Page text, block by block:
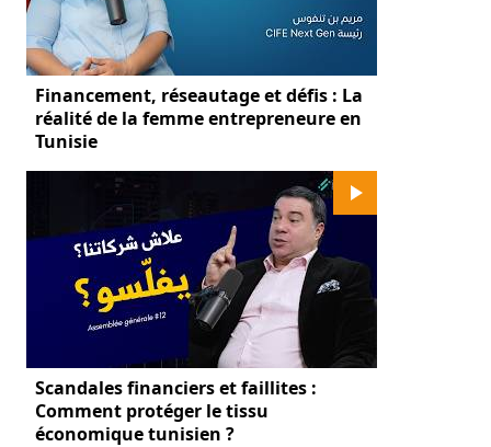
Financement, réseautage et défis : La
réalité de la femme entrepreneure en
Tunisie
Scandales financiers et faillites :
Comment protéger le tissu
économique tunisien ?